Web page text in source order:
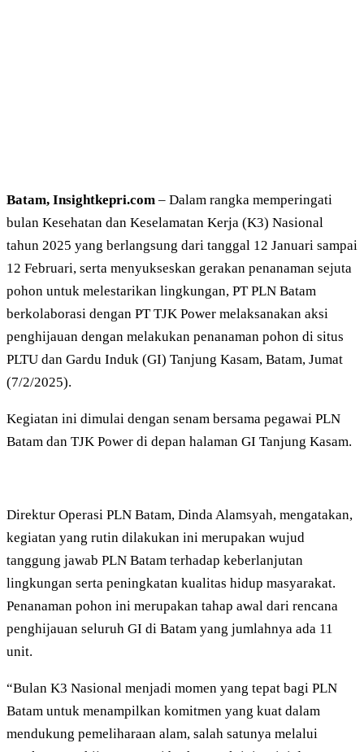
Batam, Insightkepri.com – Dalam rangka memperingati
bulan Kesehatan dan Keselamatan Kerja (K3) Nasional
tahun 2025 yang berlangsung dari tanggal 12 Januari sampai
12 Februari, serta menyukseskan gerakan penanaman sejuta
pohon untuk melestarikan lingkungan, PT PLN Batam
berkolaborasi dengan PT TJK Power melaksanakan aksi
penghijauan dengan melakukan penanaman pohon di situs
PLTU dan Gardu Induk (GI) Tanjung Kasam, Batam, Jumat
(7/2/2025).
Kegiatan ini dimulai dengan senam bersama pegawai PLN
Batam dan TJK Power di depan halaman GI Tanjung Kasam.
Direktur Operasi PLN Batam, Dinda Alamsyah, mengatakan,
kegiatan yang rutin dilakukan ini merupakan wujud
tanggung jawab PLN Batam terhadap keberlanjutan
lingkungan serta peningkatan kualitas hidup masyarakat.
Penanaman pohon ini merupakan tahap awal dari rencana
penghijauan seluruh GI di Batam yang jumlahnya ada 11
unit.
“Bulan K3 Nasional menjadi momen yang tepat bagi PLN
Batam untuk menampilkan komitmen yang kuat dalam
mendukung pemeliharaan alam, salah satunya melalui